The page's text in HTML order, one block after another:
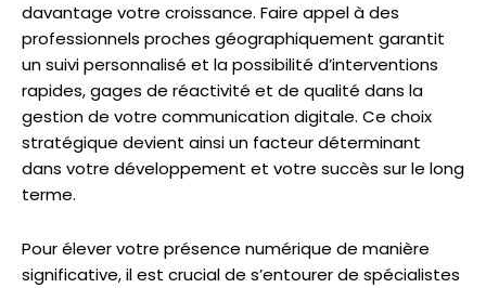
davantage votre croissance. Faire appel à des
professionnels proches géographiquement garantit
un suivi personnalisé et la possibilité d’interventions
rapides, gages de réactivité et de qualité dans la
gestion de votre communication digitale. Ce choix
stratégique devient ainsi un facteur déterminant
dans votre développement et votre succès sur le long
terme.
Pour élever votre présence numérique de manière
significative, il est crucial de s’entourer de spécialistes